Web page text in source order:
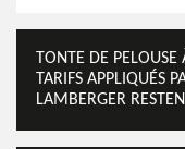
TONTE DE
TARIFS APPLIQUÉS
LAMBERGER